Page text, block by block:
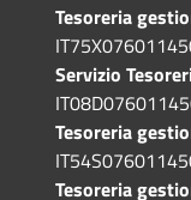
Tesoreria
Servizio
Tesoreria
Tesoreria